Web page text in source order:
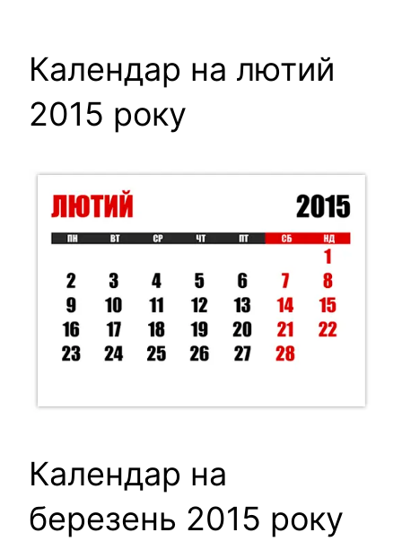
Календар на лютий
2015 року
Календар на
березень 2015 року